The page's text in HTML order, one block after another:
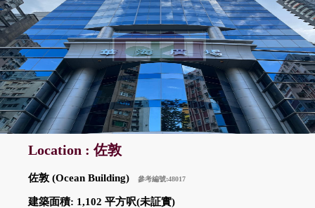
Location : 佐敦
佐敦 (Ocean Building) 參考編號:48017
建築面積: 1,102 平方呎(未証實)